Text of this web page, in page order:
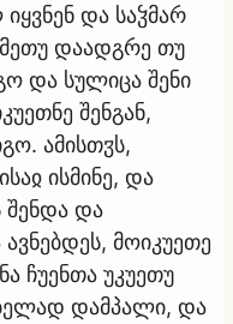
და საჴმარ
დაადგრე თუ
და სულიცა შენი
შენგან,
ამისთჳს,
ისმინე, და
შენდა და
მოიკუეთე
ჩუენთა უკუეთუ
დამპალი, და